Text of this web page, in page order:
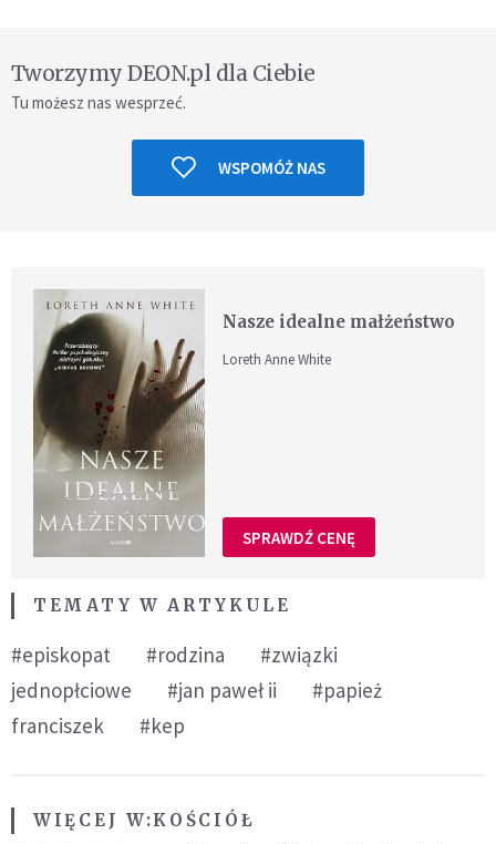
Tworzymy DEON.pl dla Ciebie
Tu możesz nas wesprzeć.
WSPOMÓŻ NAS
Nasze idealne małżeństwo
Loreth Anne White
SPRAWDŹ CENĘ
TEMATY W ARTYKULE
#episkopat #rodzina
#związki
jednopłciowe
#jan paweł ii
#papież
franciszek
#kep
WIĘCEJ W:KOŚCIÓŁ